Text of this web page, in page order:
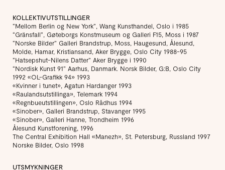
KOLLEKTIVUTSTILLINGER
“Mellom Berlin og New York”, Wang Kunsthandel, Oslo i 1985
“Gränsfall”, Gøteborgs Konstmuseum og Galleri F15, Moss i 1987
“Norske Bilder” Galleri Brandstrup, Moss, Haugesund, Ålesund,
Molde, Hamar, Kristiansand, Aker Brygge, Oslo City 1988-95
“Hatsepshut-Nilens Datter” Aker Brygge i 1990
“Nordisk Kunst 91” Aarhus, Danmark. Norsk Bilder, G:B, Oslo City
1992 «OL-Grafikk 94» 1993
«Kvinner i tunet», Agatun Hardanger 1993
«Raulandsutstillinga», Telemark 1994
«Regnbueutstillingen», Oslo Rådhus 1994
«Sinober», Galleri Brandstrup, Stavanger 1995
«Sinober», Galleri Hanne, Trondheim 1996
Ålesund Kunstforening, 1996
The Central Exhibition Hall «Manezh», St. Petersburg, Russland 1997
Norske Bilder, Oslo 1998
UTSMYKNINGER